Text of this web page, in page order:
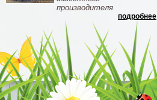
производителя
подробнее